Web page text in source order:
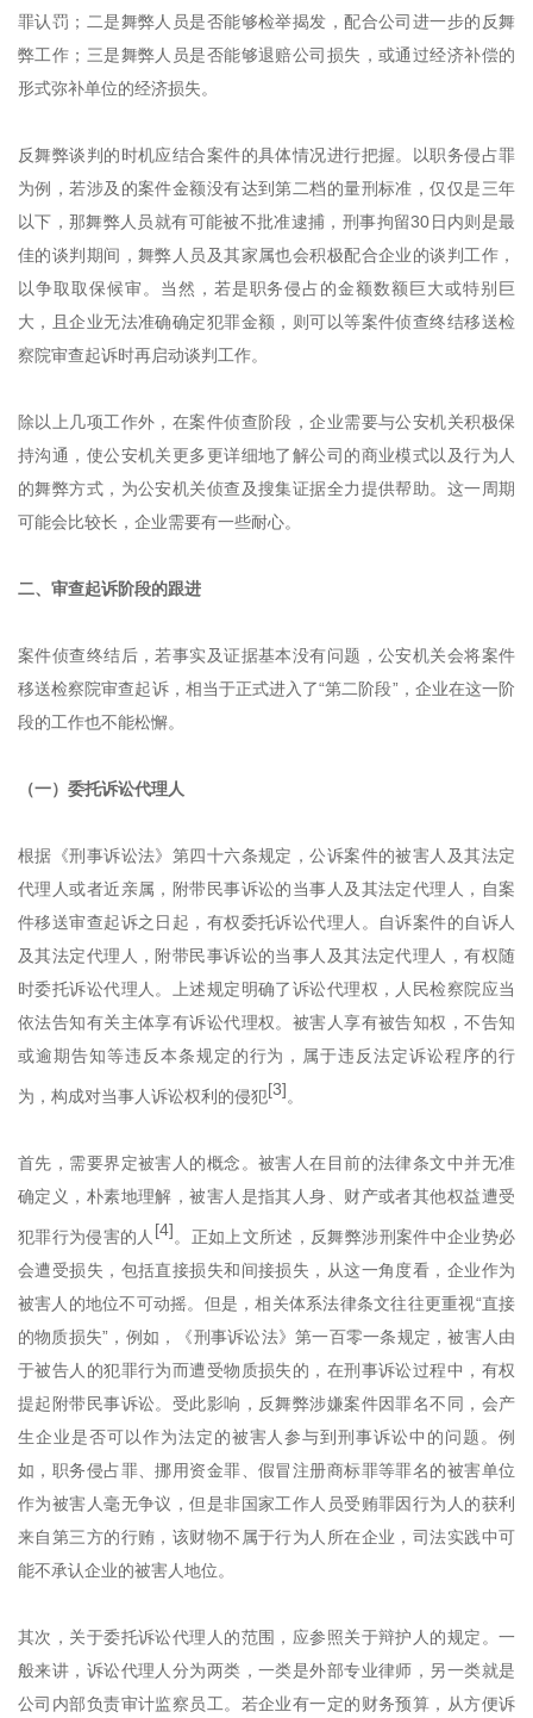
罪认罚；二是舞弊人员是否能够检举揭发，配合公司进一步的反舞
弊工作；三是舞弊人员是否能够退赔公司损失，或通过经济补偿的
形式弥补单位的经济损失。
反舞弊谈判的时机应结合案件的具体情况进行把握。以职务侵占罪
为例，若涉及的案件金额没有达到第二档的量刑标准，仅仅是三年
以下，那舞弊人员就有可能被不批准逮捕，刑事拘留30日内则是最
佳的谈判期间，舞弊人员及其家属也会积极配合企业的谈判工作，
以争取取保候审。当然，若是职务侵占的金额数额巨大或特别巨
大，且企业无法准确确定犯罪金额，则可以等案件侦查终结移送检
察院审查起诉时再启动谈判工作。
除以上几项工作外，在案件侦查阶段，企业需要与公安机关积极保
持沟通，使公安机关更多更详细地了解公司的商业模式以及行为人
的舞弊方式，为公安机关侦查及搜集证据全力提供帮助。这一周期
可能会比较长，企业需要有一些耐心。
二、 审查起诉阶段的跟进
案件侦查终结后，若事实及证据基本没有问题，公安机关会将案件
移送检察院审查起诉，相当于正式进入了“第二阶段”，企业在这一阶
段的工作也不能松懈。
（一）委托诉讼代理人
根据 《刑事诉讼法》 第四十六条规定，公诉案件的被害人及其法定
代理人或者近亲属，附带民事诉讼的当事人及其法定代理人，自案
件移送审查起诉之日起，有权委托诉讼代理人。自诉案件的自诉人
及其法定代理人，附带民事诉讼的当事人及其法定代理人，有权随
时委托诉讼代理人。上述规定明确了诉讼代理权，人民检察院应当
依法告知有关主体享有诉讼代理权。被害人享有被告知权，不告知
或逾期告知等违反本条规定的行为，属于违反法定诉讼程序的行
为，构成对当事人诉讼权利的侵犯[3]。
首先，需要界定被害人的概念。被害人在目前的法律条文中并无准
确定义，朴素地理解，被害人是指其人身、财产或者其他权益遭受
犯罪行为侵害的人 [4]。正如上文所述，反舞弊涉刑案件中企业势必
会遭受损失，包括直接损失和间接损失，从这一角度看，企业作为
被害人的地位不可动摇。但是，相关体系法律条文往往更重视“直接
的物质损失”，例如，
《刑事诉讼法》第一百零一条规定，被害人由
于被告人的犯罪行为而遭受物质损失的，在刑事诉讼过程中，有权
提起附带民事诉讼。受此影响，反舞弊涉嫌案件因罪名不同，会产
生企业是否可以作为法定的被害人参与到刑事诉讼中 的问题 。例
如，职务侵占罪、挪用资金罪、假冒注册商标罪等罪名的被害单位
作为被害人毫无争议，但是非国家工作人员受贿罪因行为人的获利
来自第三方的行贿，该财物不属于行为人所在企业，司法实践中可
能不承认企业的被害人地位。
其次，关于委托诉讼代理人的范围，应参照关于辩护人的规定。一
般来讲，诉讼代理人分为两类，一类是外部专业律师，另一类就是
公司内部负责审计监察员工。若企业有一定的财务预算，从方便诉